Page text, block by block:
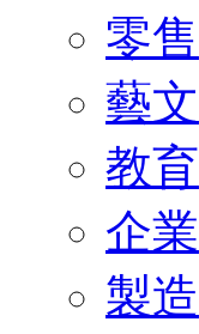
零售
藝文
教育
企業
製造